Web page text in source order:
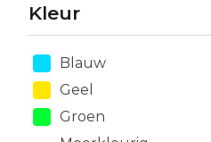
Kleur
Blauw
Geel
Groen